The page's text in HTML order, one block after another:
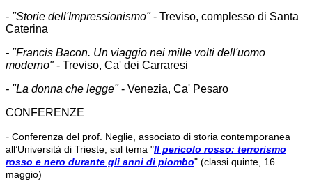
- "Storie dell'Impressionismo"- Treviso, complesso di Santa
Caterina
- "Francis Bacon. Un viaggio nei mille volti dell'uomo
moderno"- Treviso, Ca' dei Carraresi
- "La donna che legge"- Venezia, Ca' Pesaro
CONFERENZE
- Conferenza del prof. Neglie, associato di storia contemporanea
all’Università di Trieste, sul tema "Il pericolo rosso: terrorismo
rosso e nero durante gli anni di piombo" (classi quinte, 16
maggio)